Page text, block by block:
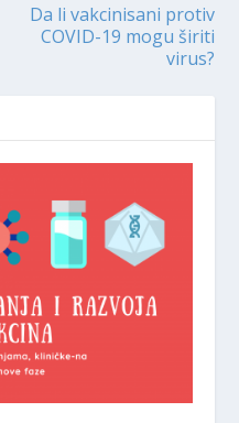
Da li vakcinisani protiv
COVID-19 mogu širiti
virus?